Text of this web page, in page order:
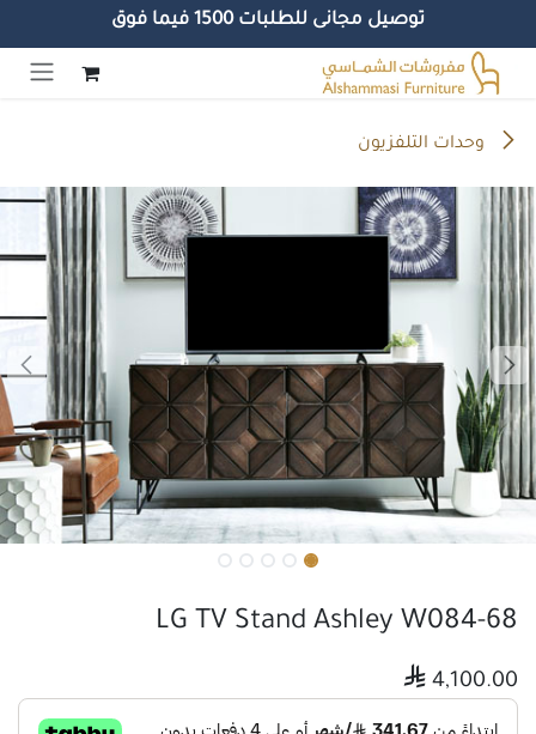
توصيل مجانى للطلبات 1500 فيما فوق
تخطي للذهاب إلى المحتوى
وحدات التلفزيون
LG TV Stand Ashley W084-68
4,100.00